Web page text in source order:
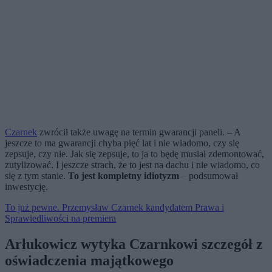
Czarnek zwrócił także uwagę na termin gwarancji paneli. – A
jeszcze to ma gwarancji chyba pięć lat i nie wiadomo, czy się
zepsuje, czy nie. Jak się zepsuje, to ja to będę musiał zdemontować,
zutylizować. I jeszcze strach, że to jest na dachu i nie wiadomo, co
się z tym stanie. To jest kompletny idiotyzm – podsumował
inwestycję.
To już pewne. Przemysław Czarnek kandydatem Prawa i
Sprawiedliwości na premiera
Arłukowicz wytyka Czarnkowi szczegół z
oświadczenia majątkowego